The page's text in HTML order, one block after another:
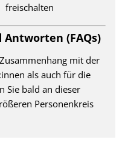
freischalten
Antworten (FAQs)
mit der
als auch für die
Sie bald an dieser
Personenkreis